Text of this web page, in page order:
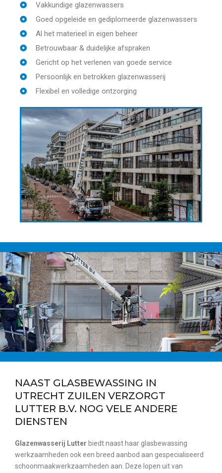
Vakkundige glazenwassers
Goed opgeleide en gediplomeerde glazenwassers
Al het materieel in eigen beheer
Betrouwbaar & duidelijke afspraken
Gericht op het verlenen van goede service
Persoonlijk en betrokken glazenwasserij
Flexibel en volledige ontzorging
NAAST GLASBEWASSING IN
UTRECHT ZUILEN VERZORGT
LUTTER B.V. NOG VELE ANDERE
DIENSTEN
Glazenwasserij Lutter biedt naast haar glasbewassing
werkzaamheden ook een breed aanbod aan gespecialiseerd
schoonmaakwerkzaamheden aan. Deze lopen uit van